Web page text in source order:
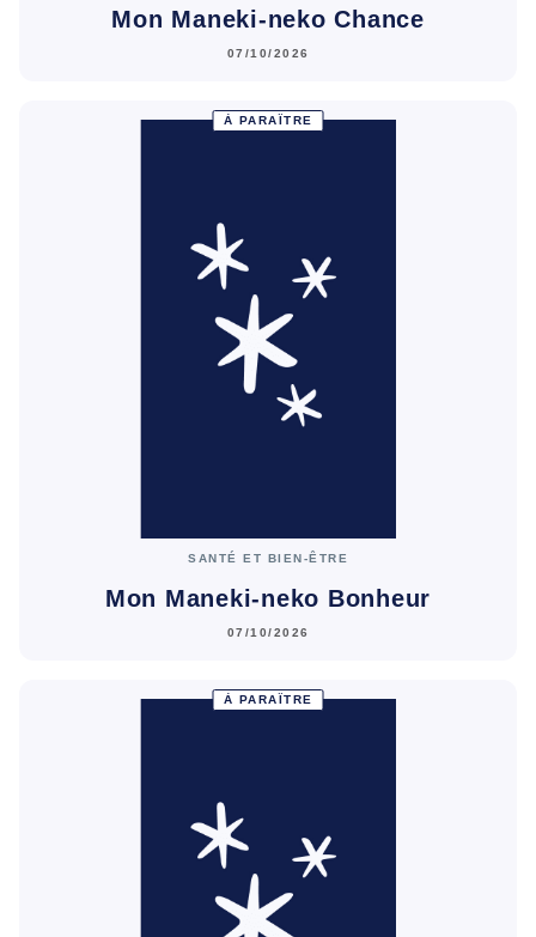
Mon Maneki-neko Chance
07/10/2026
À PARAÎTRE
SANTÉ ET BIEN-ÊTRE
Mon Maneki-neko Bonheur
07/10/2026
À PARAÎTRE